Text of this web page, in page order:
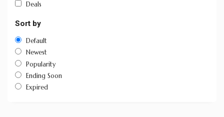
Deals
Sort by
Default
Newest
Popularity
Ending Soon
Expired